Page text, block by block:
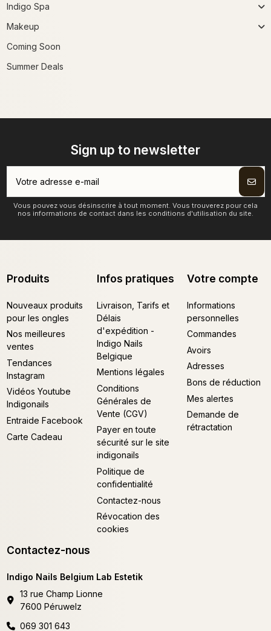
Indigo Spa
Makeup
Coming Soon
Summer Deals
Sign up to newsletter
Vous pouvez vous désinscrire à tout moment. Vous trouverez pour cela
nos informations de contact dans les conditions d'utilisation du site.
Produits
Nouveaux produits
pour les ongles
Nos meilleures
ventes
Tendances
Instagram
Vidéos Youtube
Indigonails
Entraide Facebook
Carte Cadeau
Infos pratiques
Livraison, Tarifs et
Délais
d'expédition -
Indigo Nails
Belgique
Mentions légales
Conditions
Générales de
Vente (CGV)
Payer en toute
sécurité sur le site
indigonails
Politique de
confidentialité
Contactez-nous
Révocation des
cookies
Votre compte
Informations
personnelles
Commandes
Avoirs
Adresses
Bons de réduction
Mes alertes
Demande de
rétractation
Contactez-nous
Indigo Nails Belgium Lab Estetik
13 rue Champ Lionne
7600 Péruwelz
069 301 643